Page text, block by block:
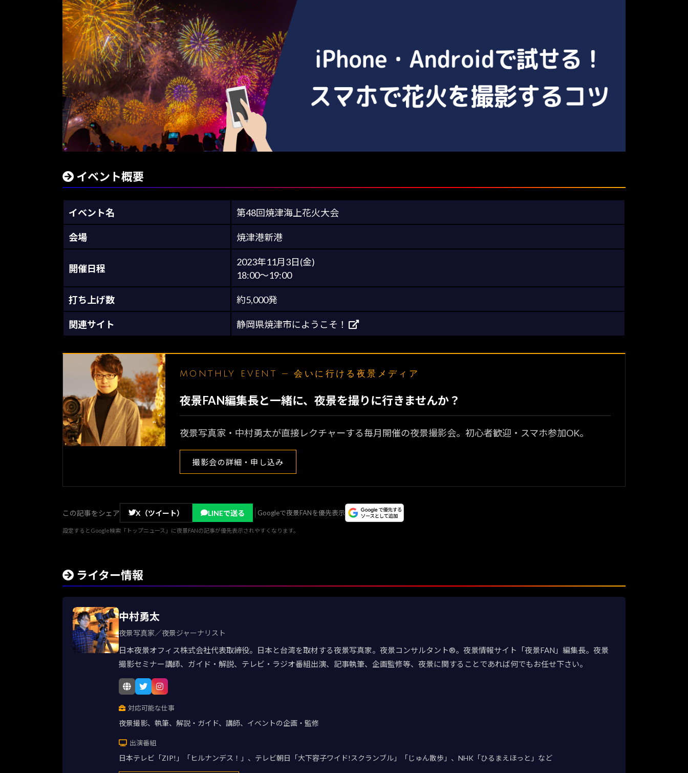
イベント概要
イベント名 第48回焼津海上花火大会
会場 焼津港新港
開催日程
2023年11月3日(金)
18:00～19:00
打ち上げ数 約5,000発
関連サイト 静岡県焼津市にようこそ！
MONTHLY EVENT — 会いに行ける夜景メディア
夜景FAN編集長と一緒に、夜景を撮りに行きませんか？
夜景写真家・中村勇太が直接レクチャーする毎月開催の夜景撮影会。初心者歓迎・スマホ参加OK。
撮影会の詳細・申し込み
この記事をシェア X（ツイート） LINEで送る Googleで夜景FANを優先表示
設定するとGoogle検索「トップニュース」に夜景FANの記事が優先表示されやすくなります。
ライター情報
中村勇太
夜景写真家／夜景ジャーナリスト
日本夜景オフィス株式会社代表取締役。日本と台湾を取材する夜景写真家。夜景コンサルタント®。夜景情報サイト「夜景FAN」編集長。夜景
撮影セミナー講師、ガイド・解説、テレビ・ラジオ番組出演、記事執筆、企画監修等、夜景に関することであれば何でもお任せ下さい。
対応可能な仕事
夜景撮影、執筆、解説・ガイド、講師、イベントの企画・監修
出演番組
日本テレビ「ZIP!」「ヒルナンデス！」、テレビ朝日「大下容子ワイド!スクランブル」「じゅん散歩」、NHK「ひるまえほっと」など